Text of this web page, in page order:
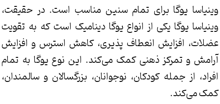
وینیاسا یوگا برای تمام سنین مناسب است. در حقیقت،
وینیاسا یوگا یکی از انواع یوگا دینامیک است که به تقویت
عضلات، افزایش انعطاف پذیری، کاهش استرس و افزایش
آرامش و تمرکز ذهنی کمک می‌کند. این نوع یوگا به تمام
افراد، از جمله کودکان، نوجوانان، بزرگسالان و سالمندان،
کمک می‌کند.